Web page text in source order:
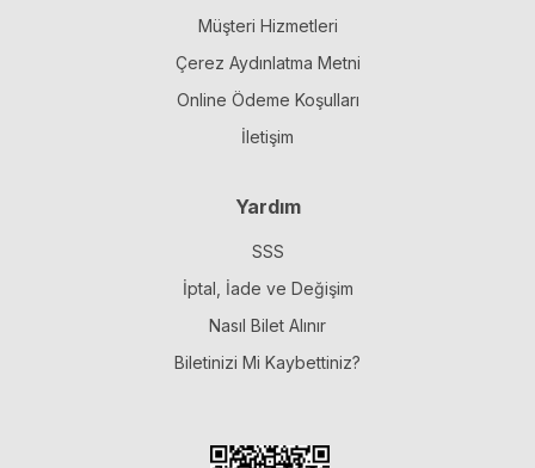
Müşteri Hizmetleri
Çerez Aydınlatma Metni
Online Ödeme Koşulları
İletişim
Yardım
SSS
İptal, İade ve Değişim
Nasıl Bilet Alınır
Biletinizi Mi Kaybettiniz?